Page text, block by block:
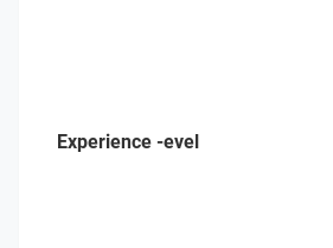
Experience -evel